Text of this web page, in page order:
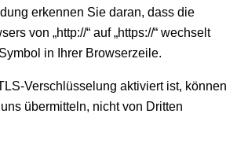
erkennen Sie daran, dass die
von „http://“ auf „https://“ wechselt
in Ihrer Browserzeile.
Verschlüsselung aktiviert ist, können
übermitteln, nicht von Dritten